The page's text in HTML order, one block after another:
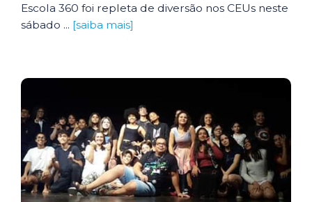
Escola 360 foi repleta de diversão nos CEUs neste
sábado ... [saiba mais]